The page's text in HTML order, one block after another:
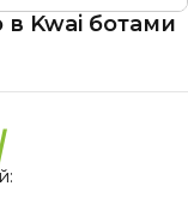
Kwai ботами